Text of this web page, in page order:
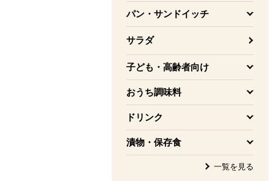
パン・サンドイッチ
を開く
サラダ
子ども・高齢者向け
を開く
おうち調味料
を開く
ドリンク
を開く
漬物・保存食
を開く
一覧を見る